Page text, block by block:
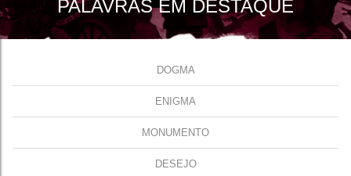
PALAVRAS EM DESTAQUE
DOGMA
ENIGMA
MONUMENTO
DESEJO